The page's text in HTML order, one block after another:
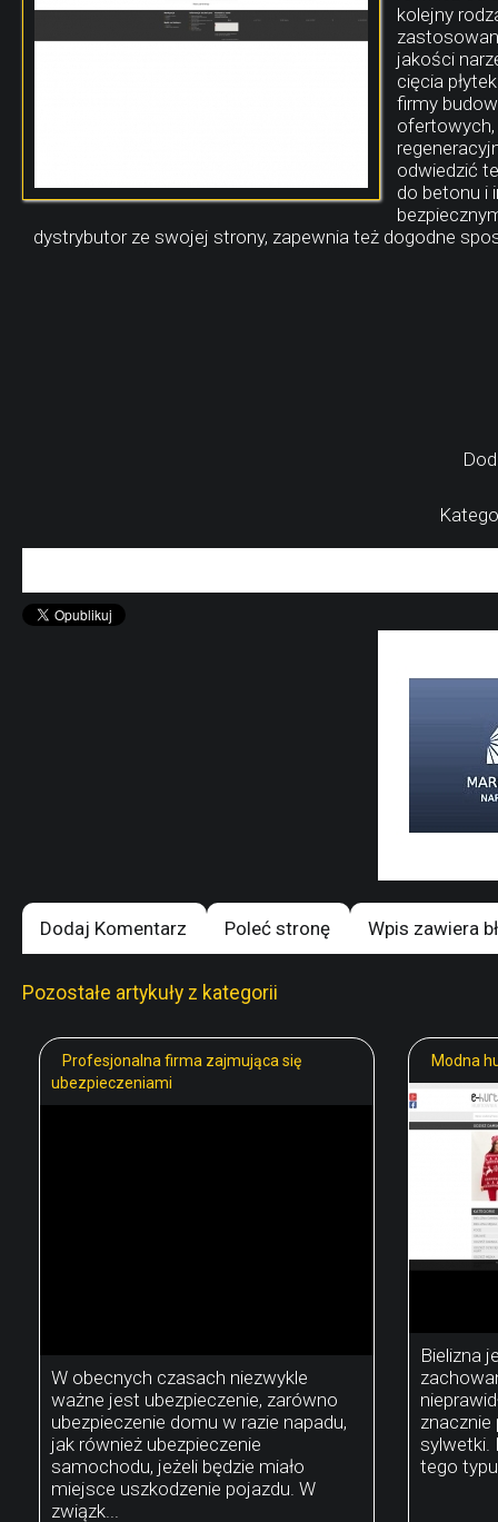
kolejny
jakości
cięcia
firmy
ofertowych,
odwiedzić
do betonu i
dystrybutor ze swojej strony, zapewnia też dogodne
Dodaj Komentarz Poleć stronę Wpis zawiera
Pozostałe artykuły z kategorii
Profesjonalna firma zajmująca się
ubezpieczeniami
W obecnych czasach niezwykle
ważne jest ubezpieczenie, zarówno
ubezpieczenie domu w razie napadu,
jak również ubezpieczenie
samochodu, jeżeli będzie miało
miejsce uszkodzenie pojazdu. W
związk...
Modna
Bielizna
znacznie
sylwetki.
tego